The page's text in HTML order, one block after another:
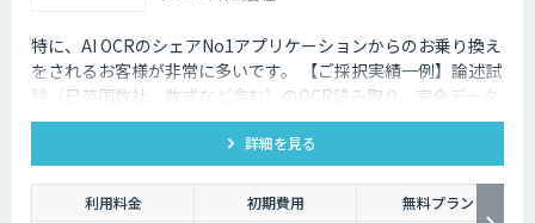
特に、AI OCRのシェアNo1アプリケーションからのお乗り換え
をされるお客様が非常に多いです。 【ご採択実績一例】論述試
験（日英国数社、数式など含む）のOCR読み取り、完全データ
化を実現。
詳細を見る
利用料金 初期費用
無料プラン